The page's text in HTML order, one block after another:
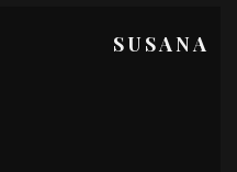
SUSANA